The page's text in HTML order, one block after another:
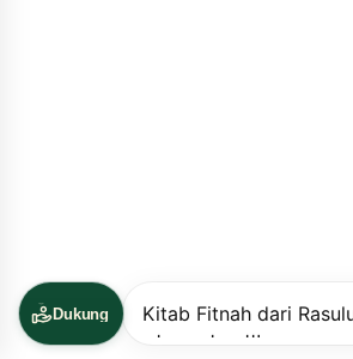
Dukung